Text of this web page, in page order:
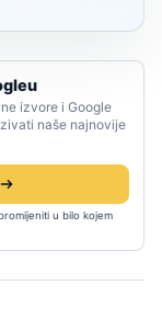
izvore i Google
naše najnovije
u bilo kojem